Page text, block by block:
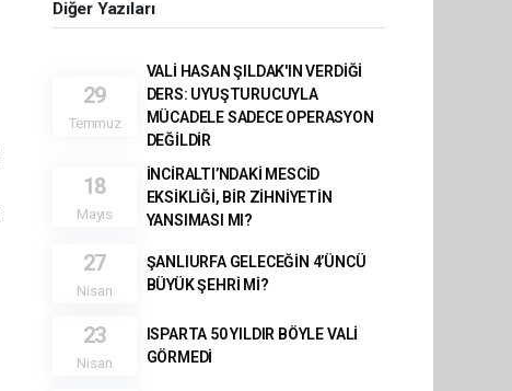
Diğer Yazıları
29
Temmuz
VALİ HASAN ŞILDAK'IN VERDİĞİ
DERS: UYUŞTURUCUYLA
MÜCADELE SADECE OPERASYON
DEĞİLDİR
18
Mayıs
İNCİRALTI’NDAKİ MESCİD
EKSİKLİĞİ, BİR ZİHNİYETİN
YANSIMASI MI?
27
Nisan
ŞANLIURFA GELECEĞİN 4’ÜNCÜ
BÜYÜK ŞEHRİ Mİ?
23
Nisan
ISPARTA 50 YILDIR BÖYLE VALİ
GÖRMEDİ